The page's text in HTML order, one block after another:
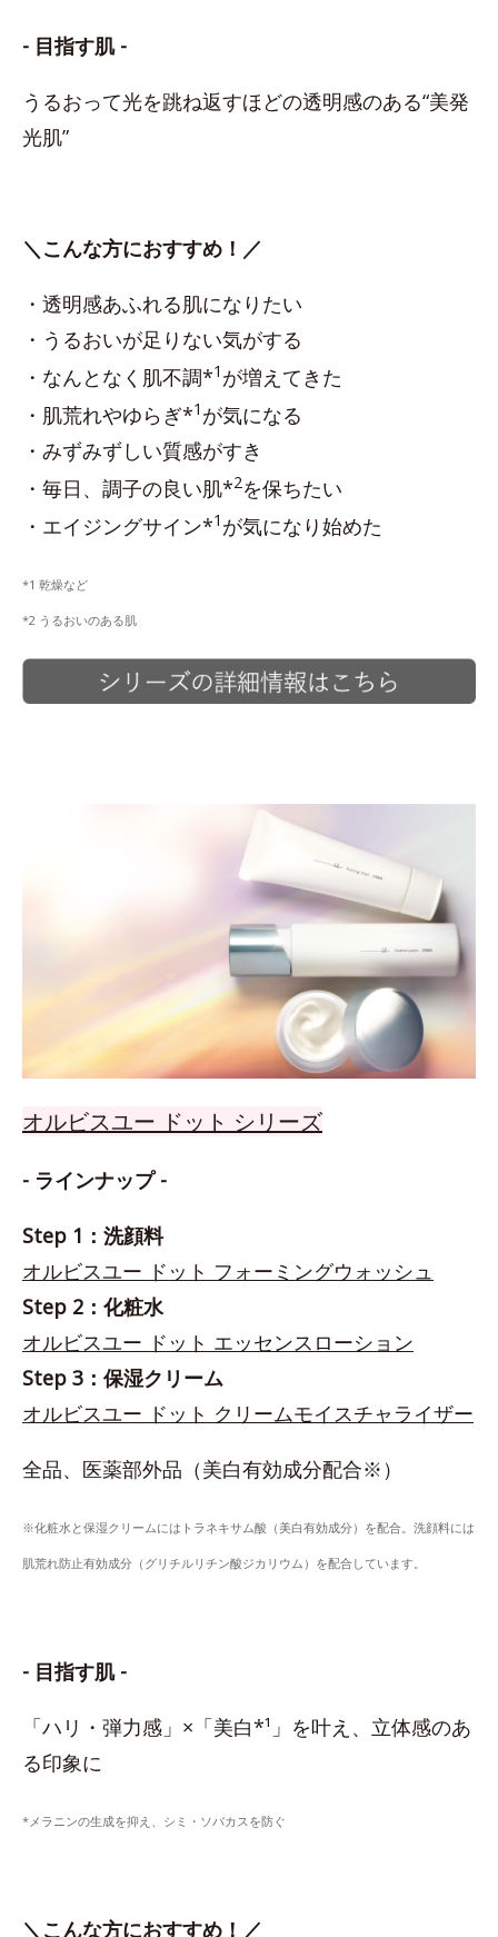
- 目指す肌 -
うるおって光を跳ね返すほどの透明感のある“美発
光肌”
＼こんな方におすすめ！／
・透明感あふれる肌になりたい
・うるおいが足りない気がする
・なんとなく肌不調*1 が増えてきた
・肌荒れやゆらぎ*1 が気になる
・みずみずしい質感がすき
・毎日、調子の良い肌*2を保ちたい
・エイジングサイン*1 が気になり始めた
*1 乾燥など
*2 うるおいのある肌
オルビスユー ドット シリーズ
- ラインナップ -
Step 1：洗顔料
オルビスユー ドット フォーミングウォッシュ
Step 2：化粧水
オルビスユー ドット エッセンスローション
Step 3：保湿クリーム
オルビスユー ドット クリームモイスチャライザー
全品、医薬部外品（美白有効成分配合※）
※化粧水と保湿クリームにはトラネキサム酸（美白有効成分）を配合。洗顔料には
肌荒れ防止有効成分（グリチルリチン酸ジカリウム）を配合しています。
- 目指す肌 -
「ハリ・弾力感」×「美白*¹」を叶え、立体感のあ
る印象に
*メラニンの生成を抑え、シミ・ソバカスを防ぐ
＼こんな方におすすめ！／